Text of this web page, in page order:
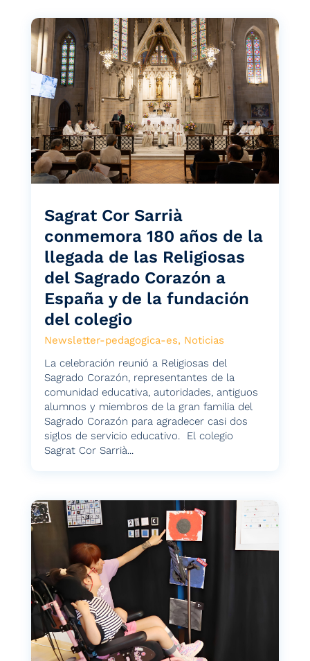
Sagrat Cor Sarrià
conmemora 180 años de la
llegada de las Religiosas
del Sagrado Corazón a
España y de la fundación
del colegio
Newsletter-pedagogica-es, Noticias
La celebración reunió a Religiosas del
Sagrado Corazón, representantes de la
comunidad educativa, autoridades, antiguos
alumnos y miembros de la gran familia del
Sagrado Corazón para agradecer casi dos
siglos de servicio educativo. El colegio
Sagrat Cor Sarrià...